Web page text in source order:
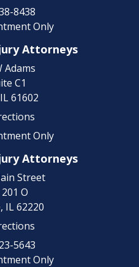
8438
Only
Attorneys
Adams
C1
IL61602
Only
Attorneys
Street
O
IL 62220
5643
Only